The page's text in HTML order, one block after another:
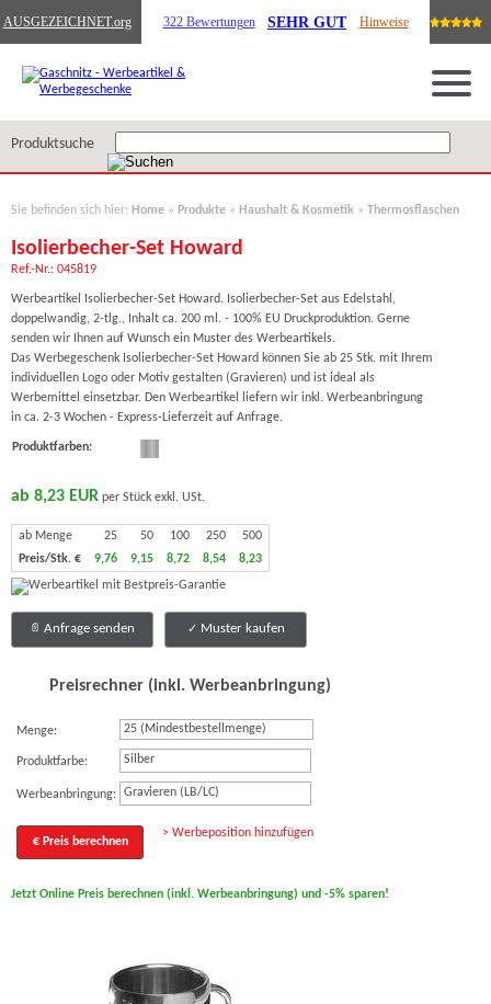
AUSGEZEICHNET.org 322 Bewertungen SEHR GUT Hinweise
Produktsuche
Sie befinden sich hier: Home » Produkte » Haushalt & Kosmetik » Thermosflaschen
Isolierbecher-Set Howard
Ref.-Nr.: 045819
Werbeartikel Isolierbecher-Set Howard. Isolierbecher-Set aus Edelstahl,
doppelwandig, 2-tlg., Inhalt ca. 200 ml. - 100% EU Druckproduktion. Gerne
senden wir Ihnen auf Wunsch ein Muster des Werbeartikels.
Das Werbegeschenk Isolierbecher-Set Howard können Sie ab 25 Stk. mit Ihrem
individuellen Logo oder Motiv gestalten (Gravieren) und ist ideal als
Werbemittel einsetzbar. Den Werbeartikel liefern wir inkl. Werbeanbringung
in ca. 2-3 Wochen - Express-Lieferzeit auf Anfrage.
Produktfarben:
ab 8,23 EUR per Stück exkl. USt.
ab Menge 25 50 100 250
500
Preis/Stk. €
9,76 9,15 8,72 8,54 8,23
Anfrage senden Muster kaufen
Preisrechner (inkl. Werbeanbringung)
Menge:
Produktfarbe: Silber
Werbeanbringung: Gravieren (LB/LC)
€ Preis berechnen
> Werbeposition hinzufügen
Jetzt Online Preis berechnen (inkl. Werbeanbringung) und -5% sparen!